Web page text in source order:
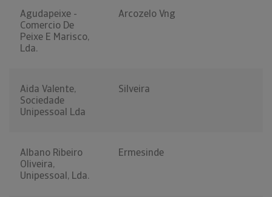
Agudapeixe -
Comercio De
Peixe E Marisco,
Lda.
Arcozelo Vng
Aida Valente,
Sociedade
Unipessoal Lda
Silveira
Albano Ribeiro
Oliveira,
Unipessoal, Lda.
Ermesinde